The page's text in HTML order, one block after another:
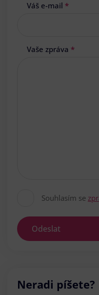
Váš e-mail *
Vaše zpráva *
Souhlasím se
Odeslat
Neradi píšete?